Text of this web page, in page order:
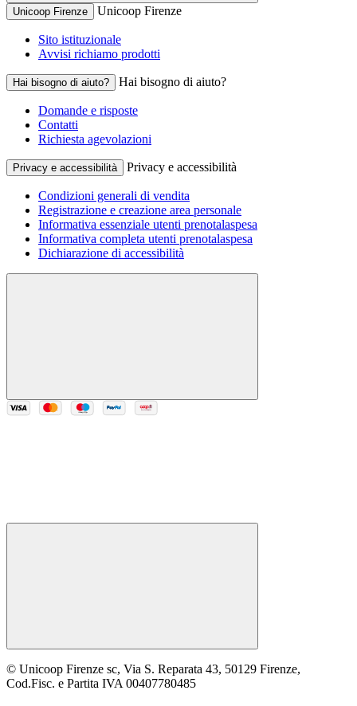
Unicoop Firenze Unicoop Firenze
Sito istituzionale
Avvisi richiamo prodotti
Hai bisogno di aiuto? Hai bisogno di aiuto?
Domande e risposte
Contatti
Richiesta agevolazioni
Privacy e accessibilità Privacy e accessibilità
Condizioni generali di vendita
Registrazione e creazione area personale
Informativa essenziale utenti prenotalaspesa
Informativa completa utenti prenotalaspesa
Dichiarazione di accessibilità
© Unicoop Firenze sc, Via S. Reparata 43, 50129 Firenze,
Cod.Fisc. e Partita IVA 00407780485